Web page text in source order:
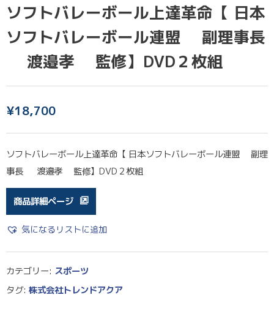
ソフトバレーボール上達革命【 日本
ソフトバレーボール連盟 副理事長
渡邉孝 監修】DVD２枚組
¥18,700
ソフトバレーボール上達革命【 日本ソフトバレーボール連盟 副理
事長 渡邉孝 監修】DVD２枚組
商品詳細ページ
気になるリストに追加
カテゴリー: スポーツ
タグ: 株式会社トレンドアクア